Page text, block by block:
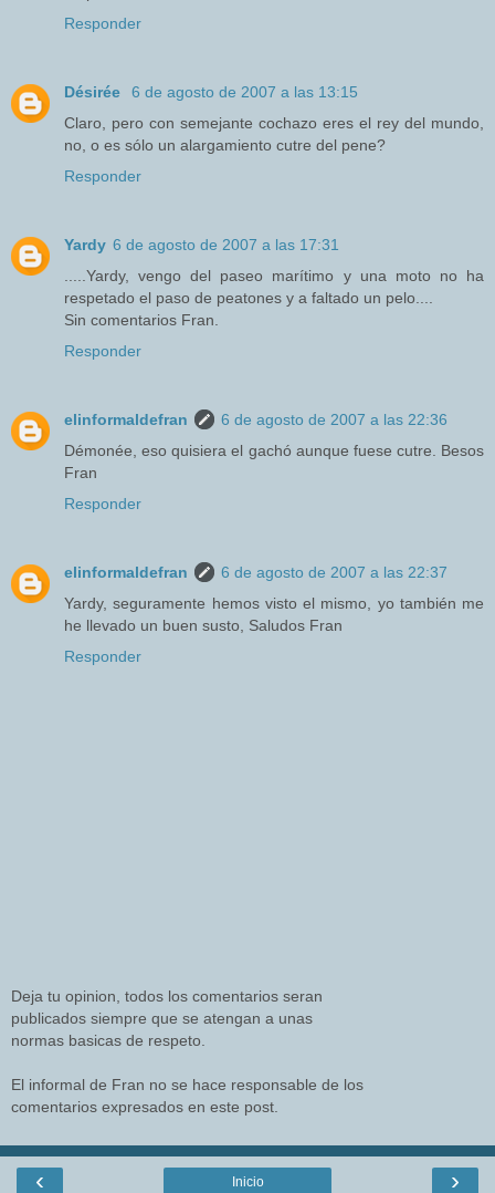
Responder
Désirée
6 de agosto de 2007 a las 13:15
Claro, pero con semejante cochazo eres el rey del mundo,
no, o es sólo un alargamiento cutre del pene?
Responder
Yardy 6 de agosto de 2007 a las 17:31
.....Yardy, vengo del paseo marítimo y una moto no ha
respetado el paso de peatones y a faltado un pelo....
Sin comentarios Fran.
Responder
elinformaldefran
6 de agosto de 2007 a las 22:36
Démonée, eso quisiera el gachó aunque fuese cutre. Besos
Fran
Responder
elinformaldefran
6 de agosto de 2007 a las 22:37
Yardy, seguramente hemos visto el mismo, yo también me
he llevado un buen susto, Saludos Fran
Responder
Deja tu opinion, todos los comentarios seran
publicados siempre que se atengan a unas
normas basicas de respeto.
El informal de Fran no se hace responsable de los
comentarios expresados en este post.
‹ ›
Inicio